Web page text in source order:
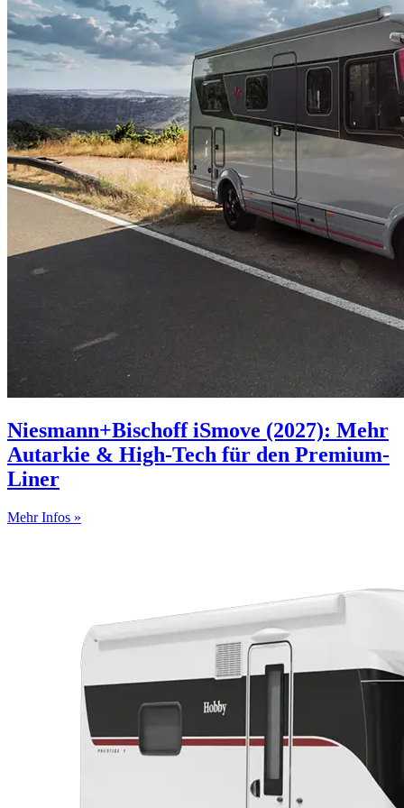
Niesmann+Bischoff iSmove (2027): Mehr
Autarkie & High-Tech für den Premium-
Liner
Mehr Infos »